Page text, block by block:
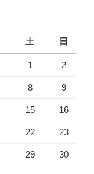
土 日
1 2
8 9
15 16
22 23
29 30